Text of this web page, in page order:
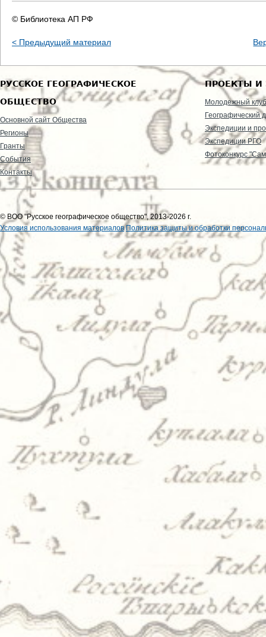
© Библиотека АП РФ
< Предыдущий материал
РУССКОЕ ГЕОГРАФИЧЕСКОЕ
ОБЩЕСТВО
Основной сайт Общества
Регионы
Гранты
События
Контакты
ПРОЕКТЫ И
Молодежный клуб
Географический
Экспедиции и
Экспедиции РГО
Фотоконкурс
© ВОО "Русское географическое общество", 2013-2026 г.
Условия использования материалов Политика защиты и обработки